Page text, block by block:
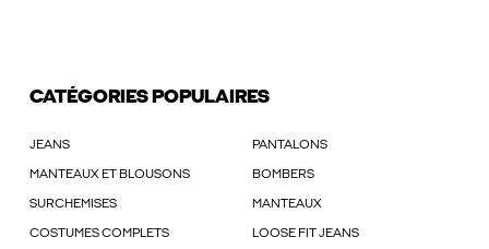
CATÉGORIES POPULAIRES
JEANS PANTALONS
MANTEAUX ET BLOUSONS BOMBERS
SURCHEMISES MANTEAUX
COSTUMES COMPLETS LOOSE FIT JEANS